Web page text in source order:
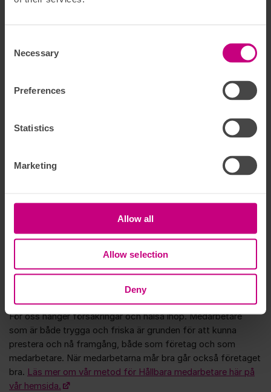
Necessary
Preferences
Statistics
Marketing
Allow all
Allow selection
Deny
Marie
Joel
Visa alla
Euro Accident har återigen blivit utnämnt till Förmedlarnas val
för år 2025, baserat på en undersökning bland Sveriges
försäkringsförmedlare genomförd av Origo Group. Det är
Länk till Origo Groups pressmeddelande
Det finaste ett företag kan ha
För oss hänger försäkringar och hälsa ihop. Medarbetare
som är både trygga och friska är grunden för att kunna
prestera och nå framgång, både som företag och som
medarbetare. När medarbetarna mår bra går också företaget
bra. Läs mer om vår metod för Hållbara medarbetare här på
vår hemsida.